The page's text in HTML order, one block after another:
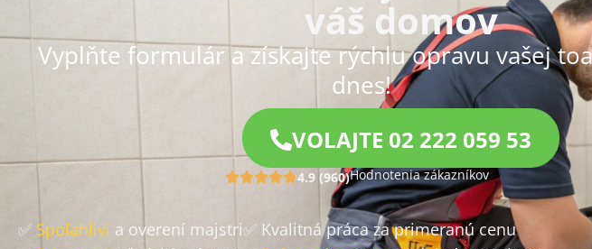
váš domov
Vyplňte formulár a získajte rýchlu opravu vašej
dnes!
VOLAJTE 02 222 059 53
4.9 (960)Hodnotenia zákazníkov
✅ Spoľahliví a overení majstri✅ Kvalitná práca za primeranú cenu